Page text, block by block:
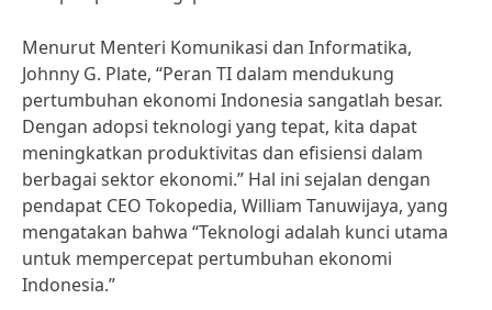
Menurut Menteri Komunikasi dan Informatika,
Johnny G. Plate, “Peran TI dalam mendukung
pertumbuhan ekonomi Indonesia sangatlah besar.
Dengan adopsi teknologi yang tepat, kita dapat
meningkatkan produktivitas dan efisiensi dalam
berbagai sektor ekonomi.” Hal ini sejalan dengan
pendapat CEO Tokopedia, William Tanuwijaya, yang
mengatakan bahwa “Teknologi adalah kunci utama
untuk mempercepat pertumbuhan ekonomi
Indonesia.”